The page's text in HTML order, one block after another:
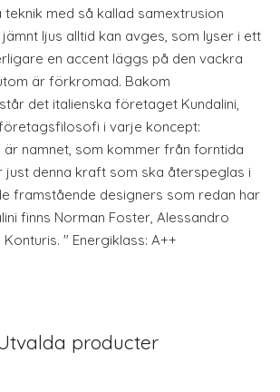
teknik med så kallad samextrusion
ljus alltid kan avges, som lyser i ett
en accent läggs på den vackra
är förkromad. Bakom
det italienska företaget Kundalini,
i varje koncept:
är namnet, som kommer från forntida
just denna kraft som ska återspeglas i
framstående designers som redan har
finns Norman Foster, Alessandro
Konturis. " Energiklass: A++
producter